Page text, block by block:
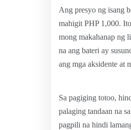
Ang presyo ng isang
mahigit PHP 1,000.
mong makahanap ng
na ang bateri ay
ang mga aksidente at
Sa pagiging totoo,
palaging tandaan na
pagpili na hindi